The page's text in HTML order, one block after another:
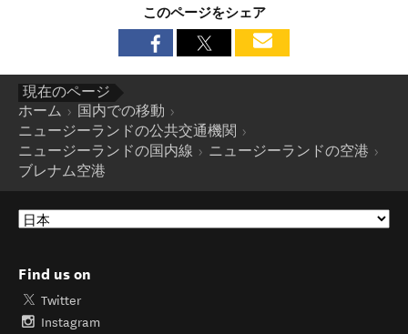
このページをシェア
現在のページ
ホーム
国内での移動
ニュージーランドの公共交通機関
ニュージーランドの国内線
ニュージーランドの空港
ブレナム空港
Find us on
Twitter
Instagram